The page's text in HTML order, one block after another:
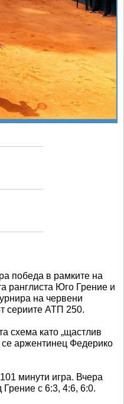
победа в рамките на
ранглиста Юго Грение и
на червени
сериите АТП 250.
схема като „щастлив
се аржентинец Федерико
минути игра. Вчера
с 6:3, 4:6, 6:0.